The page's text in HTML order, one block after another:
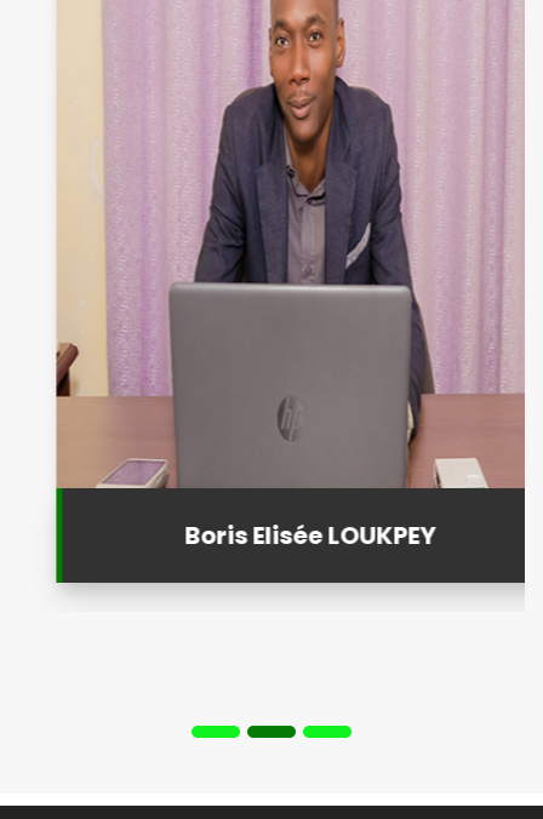
Boris Elisée LOUKPEY